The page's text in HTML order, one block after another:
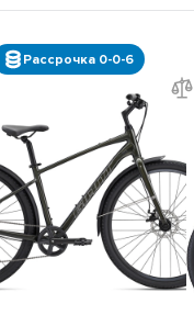
Рассрочка 0-0-6